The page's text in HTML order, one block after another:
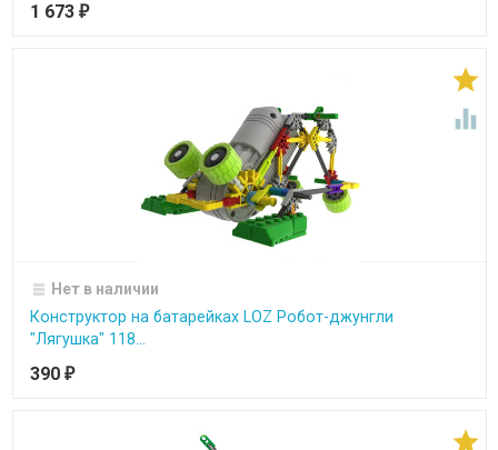
1 673 ₽


Нет в наличии
Конструктор на батарейках LOZ Робот-джунгли
"Лягушка" 118...
390 ₽
